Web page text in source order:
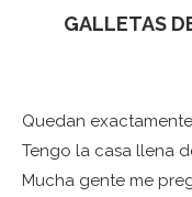
GALLETAS
Quedan
Tengo la casa llena
Mucha gente me